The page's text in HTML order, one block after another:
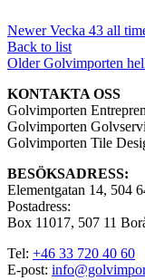
Newer Vecka 43 all
Back to list
Older Golvimporten
KONTAKTA OSS
Golvimporten
Golvimporten
Golvimporten Tile
BESÖKSADRESS:
Elementgatan 14, 504
Postadress:
Box 11017, 507 11
Tel: +46 33 720 40 60
E-post: